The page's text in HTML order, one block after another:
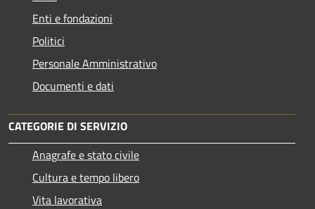
Enti e fondazioni
Politici
Personale Amministrativo
Documenti e dati
CATEGORIE DI SERVIZIO
Anagrafe e stato civile
Cultura e tempo libero
Vita lavorativa